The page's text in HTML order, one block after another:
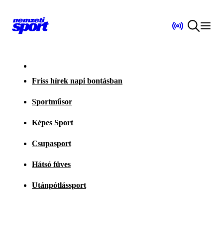
Friss hírek napi bontásban
Sportműsor
Képes Sport
Csupasport
Hátsó füves
Utánpótlássport